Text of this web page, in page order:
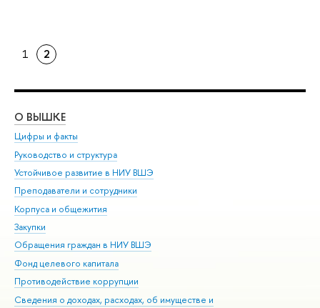
1 2
О ВЫШКЕ
Цифры и факты
Руководство и структура
Устойчивое развитие в НИУ ВШЭ
Преподаватели и сотрудники
Корпуса и общежития
Закупки
Обращения граждан в НИУ ВШЭ
Фонд целевого капитала
Противодействие коррупции
Сведения о доходах, расходах, об имуществе и